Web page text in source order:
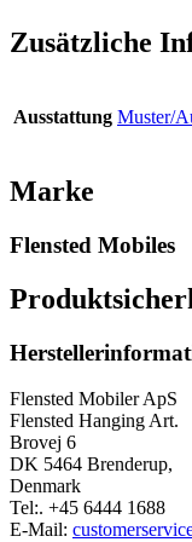
Zusätzliche
Ausstattung Muster/
Marke
Flensted Mobiles
Flensted Mobiler ApS
Flensted Hanging Art.
Brovej 6
DK 5464 Brenderup,
Denmark
Tel:. +45 6444 1688
E-Mail: